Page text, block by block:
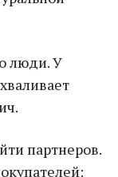
люди. У
партнеров.